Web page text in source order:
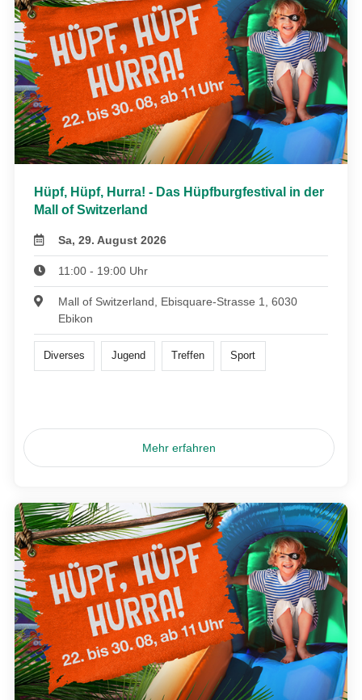
Hüpf, Hüpf, Hurra! - Das Hüpfburgfestival in der
Mall of Switzerland
Sa, 29. August 2026
11:00 - 19:00 Uhr
Mall of Switzerland, Ebisquare-Strasse 1, 6030
Ebikon
Diverses Jugend Treffen Sport
Mehr erfahren